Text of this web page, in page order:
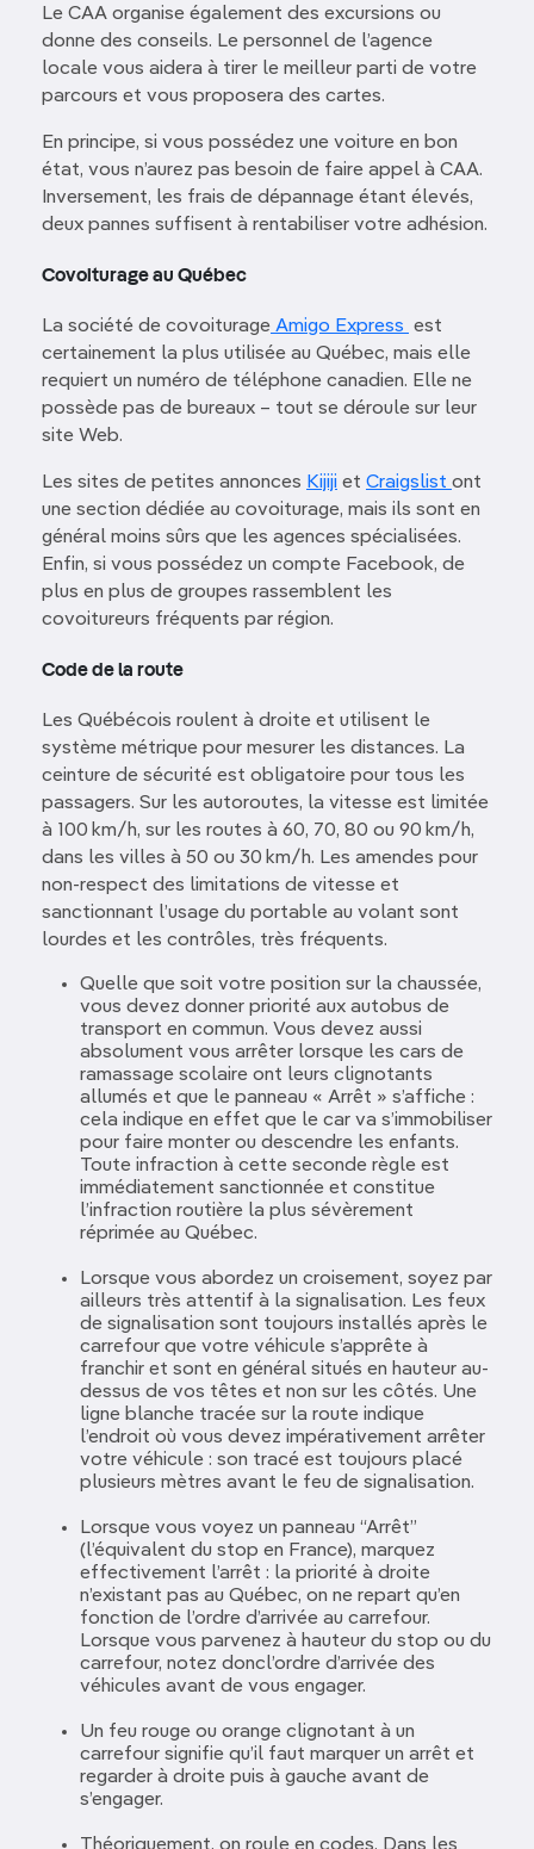
Le CAA organise également des excursions ou
donne des conseils. Le personnel de l’agence
locale vous aidera à tirer le meilleur parti de votre
parcours et vous proposera des cartes.
En principe, si vous possédez une voiture en bon
état, vous n’aurez pas besoin de faire appel à CAA.
Inversement, les frais de dépannage étant élevés,
deux pannes suffisent à rentabiliser votre adhésion.
Covoiturage au Québec
La société de covoiturage Amigo Express est
certainement la plus utilisée au Québec, mais elle
requiert un numéro de téléphone canadien. Elle ne
possède pas de bureaux – tout se déroule sur leur
site Web.
Les sites de petites annonces Kijiji et Craigslist ont
une section dédiée au covoiturage, mais ils sont en
général moins sûrs que les agences spécialisées.
Enfin, si vous possédez un compte Facebook, de
plus en plus de groupes rassemblent les
covoitureurs fréquents par région.
Code de la route
Les Québécois roulent à droite et utilisent le
système métrique pour mesurer les distances. La
ceinture de sécurité est obligatoire pour tous les
passagers. Sur les autoroutes, la vitesse est limitée
à 100 km/h, sur les routes à 60, 70, 80 ou 90 km/h,
dans les villes à 50 ou 30 km/h. Les amendes pour
non-respect des limitations de vitesse et
sanctionnant l’usage du portable au volant sont
lourdes et les contrôles, très fréquents.
Quelle que soit votre position sur la chaussée,
vous devez donner priorité aux autobus de
transport en commun. Vous devez aussi
absolument vous arrêter lorsque les cars de
ramassage scolaire ont leurs clignotants
allumés et que le panneau « Arrêt » s’affiche :
cela indique en effet que le car va s’immobiliser
pour faire monter ou descendre les enfants.
Toute infraction à cette seconde règle est
immédiatement sanctionnée et constitue
l’infraction routière la plus sévèrement
réprimée au Québec.
Lorsque vous abordez un croisement, soyez par
ailleurs très attentif à la signalisation. Les feux
de signalisation sont toujours installés après le
carrefour que votre véhicule s’apprête à
franchir et sont en général situés en hauteur au-
dessus de vos têtes et non sur les côtés. Une
ligne blanche tracée sur la route indique
l’endroit où vous devez impérativement arrêter
votre véhicule : son tracé est toujours placé
plusieurs mètres avant le feu de signalisation.
Lorsque vous voyez un panneau “Arrêt”
(l’équivalent du stop en France), marquez
effectivement l’arrêt : la priorité à droite
n’existant pas au Québec, on ne repart qu’en
fonction de l’ordre d’arrivée au carrefour.
Lorsque vous parvenez à hauteur du stop ou du
carrefour, notez doncl’ordre d’arrivée des
véhicules avant de vous engager.
Un feu rouge ou orange clignotant à un
carrefour signifie qu’il faut marquer un arrêt et
regarder à droite puis à gauche avant de
s’engager.